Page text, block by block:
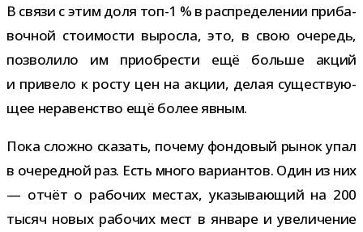
В связи с этим доля топ-​1 % в рас­пре­де­ле­нии при­ба­
воч­ной сто­и­мо­сти выросла, это, в свою оче­редь,
поз­во­лило им при­об­ре­сти ещё больше акций
и при­вело к росту цен на акции, делая суще­ству­ю­
щее нера­вен­ство ещё более явным.
Пока сложно ска­зать, почему фон­до­вый рынок упал
в оче­ред­ной раз. Есть много вари­ан­тов. Один из них
— отчёт о рабо­чих местах, ука­зы­ва­ю­щий на 200
тысяч новых рабо­чих мест в январе и уве­ли­че­ние